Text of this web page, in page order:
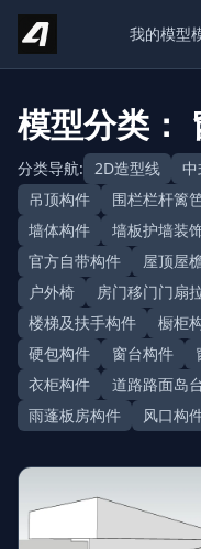
Skip to content
我的模型
模型分类：
分类导航: 2D造型线
吊顶构件
围栏栏杆篱
墙体构件
墙板护墙装
官方自带构件
屋顶屋
户外椅
房门移门门扇
楼梯及扶手构件
橱柜
硬包构件
窗台构件
衣柜构件
道路路面岛
雨蓬板房构件
风口构